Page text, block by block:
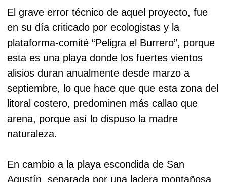
El grave error técnico de aquel proyecto, fue
en su día criticado por ecologistas y la
plataforma-comité “Peligra el Burrero”, porque
esta es una playa donde los fuertes vientos
alisios duran anualmente desde marzo a
septiembre, lo que hace que que esta zona del
litoral costero, predominen más callao que
arena, porque así lo dispuso la madre
naturaleza.
En cambio a la playa escondida de San
Agustín, separada por una ladera montañosa,